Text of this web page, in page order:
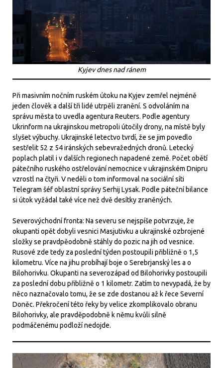
Kyjev dnes nad ránem
Při masivním nočním ruském útoku na Kyjev zemřel nejméně
jeden člověk a další tři lidé utrpěli zranění. S odvoláním na
správu města to uvedla agentura Reuters. Podle agentury
Ukrinform na ukrajinskou metropoli útočily drony, na místě byly
slyšet výbuchy. Ukrajinské letectvo tvrdí, že se jim povedlo
sestřelit 52 z 54 iránských sebevražedných dronů. Letecký
poplach platil i v dalších regionech napadené země. Počet obětí
pátečního ruského ostřelování nemocnice v ukrajinském Dnipru
vzrostl na čtyři. V neděli o tom informoval na sociální síti
Telegram šéf oblastní správy Serhij Lysak. Podle páteční bilance
si útok vyžádal také více než dvě desítky zraněných.
Severovýchodní fronta: Na severu se nejspíše potvrzuje, že
okupanti opět dobyli vesnici Masjutivku a ukrajinské ozbrojené
složky se pravdpěodobně stáhly do pozic na jih od vesnice.
Rusové zde tedy za poslední týden postoupili přibližně o 1,5
kilometru. Více na jihu probíhají boje o Serebrjanský les a o
Bilohorivku. Okupanti na severozápad od Bilohorivky postoupili
za poslední dobu přibližně o 1 kilometr. Zatím to nevypadá, že by
něco naznačovalo tomu, že se zde dostanou až k řece Severní
Doněc. Překročení této řeky by velice zkomplikovalo obranu
Bilohorivky, ale pravděpodobně k němu kvůli silně
podmáčenému podloží nedojde.